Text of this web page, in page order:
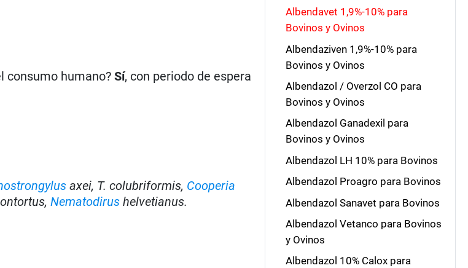
consumo humano? Sí, con periodo de espera
axei, T. colubriformis, Cooperia
Nematodirus helvetianus.
Albendavet 1,9%-10% para
Bovinos y Ovinos
Albendaziven 1,9%-10% para
Bovinos y Ovinos
Albendazol / Overzol CO para
Bovinos y Ovinos
Albendazol Ganadexil para
Bovinos y Ovinos
Albendazol LH 10% para Bovinos
Albendazol Proagro para Bovinos
Albendazol Sanavet para Bovinos
Albendazol Vetanco para Bovinos
y Ovinos
Albendazol 10% Calox para